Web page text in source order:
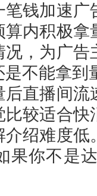
钱加速广
内积极
，为广
不能拿
直播间
比较适合
介绍难度
果你不是